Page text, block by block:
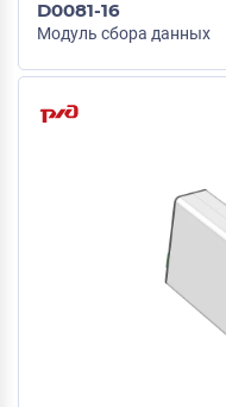
D0081-16
Модуль сбора данных